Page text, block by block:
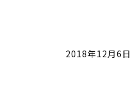
2018年12月6日